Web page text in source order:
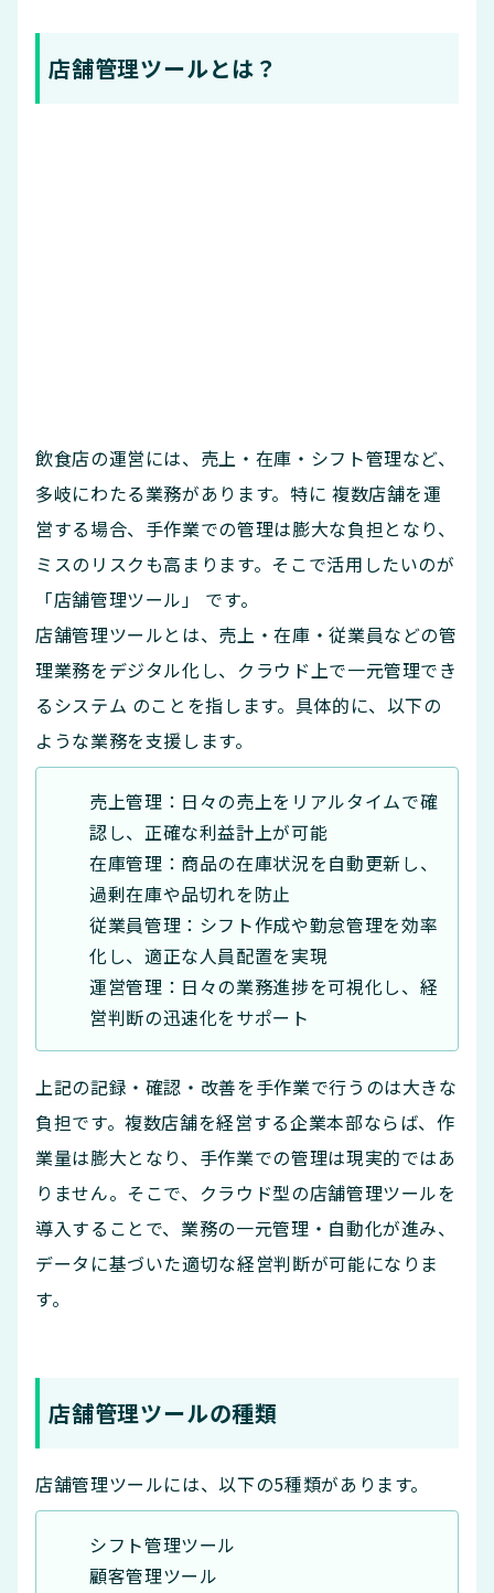
店舗管理ツールとは？
飲食店の運営には、売上・在庫・シフト管理など、
多岐にわたる業務があります。特に 複数店舗を運
営する場合、手作業での管理は膨大な負担となり、
ミスのリスクも高まります。そこで活用したいのが
「店舗管理ツール」 です。
店舗管理ツールとは、売上・在庫・従業員などの管
理業務をデジタル化し、クラウド上で一元管理でき
るシステム のことを指します。具体的に、以下の
ような業務を支援します。
売上管理：日々の売上をリアルタイムで確
認し、正確な利益計上が可能
在庫管理：商品の在庫状況を自動更新し、
過剰在庫や品切れを防止
従業員管理：シフト作成や勤怠管理を効率
化し、適正な人員配置を実現
運営管理：日々の業務進捗を可視化し、経
営判断の迅速化をサポート
上記の記録・確認・改善を手作業で行うのは大きな
負担です。複数店舗を経営する企業本部ならば、作
業量は膨大となり、手作業での管理は現実的ではあ
りません。そこで、クラウド型の店舗管理ツールを
導入することで、業務の一元管理・自動化が進み、
データに基づいた適切な経営判断が可能になりま
す。
店舗管理ツールの種類
店舗管理ツールには、以下の5種類があります。
シフト管理ツール
顧客管理ツール